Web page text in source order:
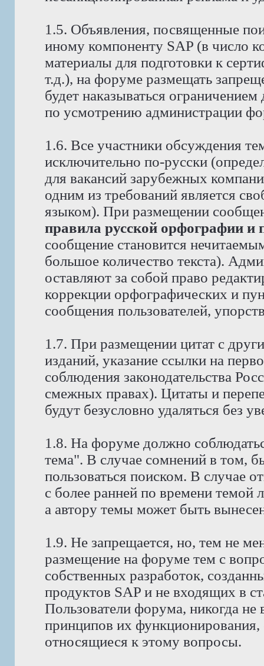
1.5. Объявления, посвященные
иному компоненту SAP (в число
материалы для подготовки к
т.д.), на форуме размещать
будет наказываться
по усмотрению администрации
1.6. Все участники обсуждения
исключительно по-русски
для вакансий зарубежных
одним из требований является
языком). При размещении
правила русской орфографии и
сообщение становится
большое количество текста).
оставляют за собой право
коррекции орфографических и
сообщения пользователей,
1.7. При размещении цитат с
изданий, указание ссылки на
соблюдения законодательства
смежных правах). Цитаты и
будут безусловно удаляться без
1.8. На форуме должно
тема". В случае сомнений в том,
пользоваться поиском. В случае
с более ранней по времени темой
а автору темы может быть
1.9. Не запрещается, но, тем не
размещение на форуме тем с
собственных разработок,
продуктов SAP и не входящих в
Пользователи форума, никогда
принципов их
относящиеся к этому вопросы.